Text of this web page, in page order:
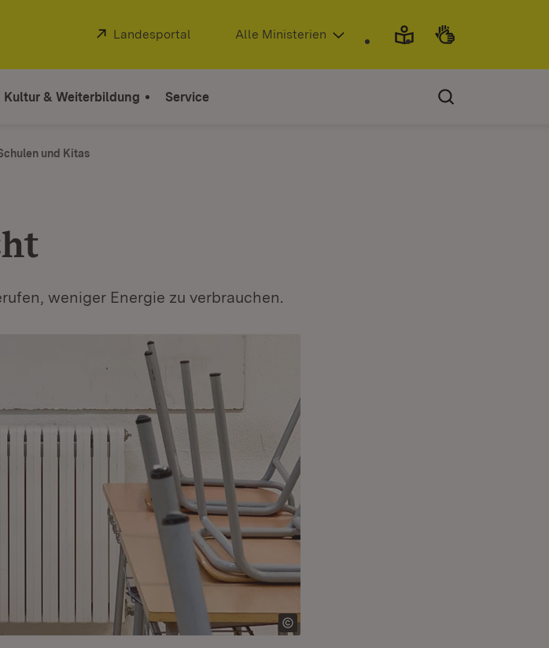
Extern:
Landesportal (Öffnet in neuem Fenster)
Alle Ministerien
Kultur & Weiterbildung Service
und Kitas
weniger Energie zu verbrauchen.